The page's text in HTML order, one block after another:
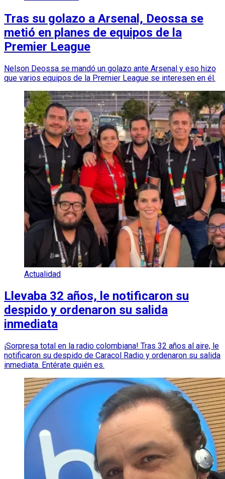
Tras su golazo a Arsenal, Deossa se
metió en planes de equipos de la
Premier League
Nelson Deossa se mandó un golazo ante Arsenal y eso hizo
que varios equipos de la Premier League se interesen en él.
Actualidad
Llevaba 32 años, le notificaron su
despido y ordenaron su salida
inmediata
¡Sorpresa total en la radio colombiana! Tras 32 años al aire, le
notificaron su despido de Caracol Radio y ordenaron su salida
inmediata. Entérate quién es.